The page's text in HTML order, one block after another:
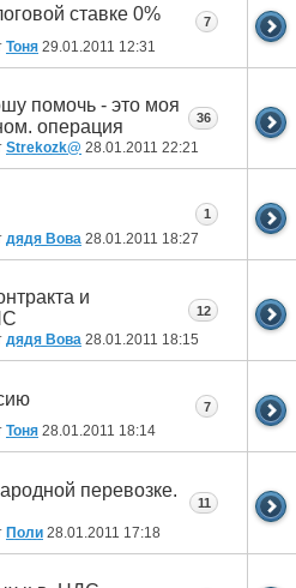
ставке 0%
Тоня 29.01.2011 12:31
7
помочь - это моя
операция
Strekozk@ 28.01.2011 22:21
36
дядя Вова 28.01.2011 18:27
1
и
дядя Вова 28.01.2011 18:15
12
Тоня 28.01.2011 18:14
7
перевозке.
Поли 28.01.2011 17:18
11